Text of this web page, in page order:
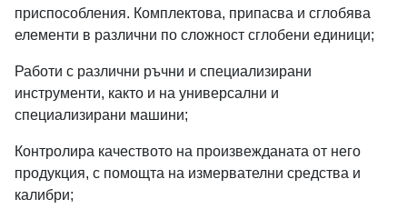
приспособления. Комплектова, припасва и сглобява
елементи в различни по сложност сглобени единици;
Работи с различни ръчни и специализирани
инструменти, както и на универсални и
специализирани машини;
Контролира качеството на произвежданата от него
продукция, с помощта на измервателни средства и
калибри;
Job Visibility
Public
Internal